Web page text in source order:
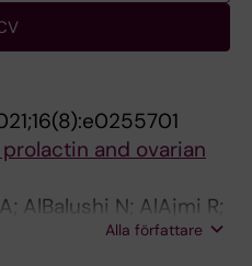
and ovarian
AlBalushi N; AlAjmi R;
Norstedt G; Zadjali F
Alla författare